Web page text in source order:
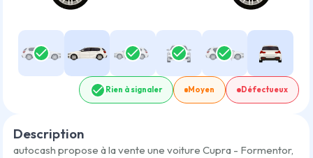
Rien à signaler Moyen Défectueux
Description
autocash propose à la vente une voiture Cupra - Formentor,